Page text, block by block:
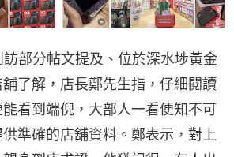
訪部分帖文提及、位於深水埗黃金
了解，店長鄭先生指，仔細閱讀
看到端倪，大部人一看便知不可
準確的店舖資料。鄭表示，對上